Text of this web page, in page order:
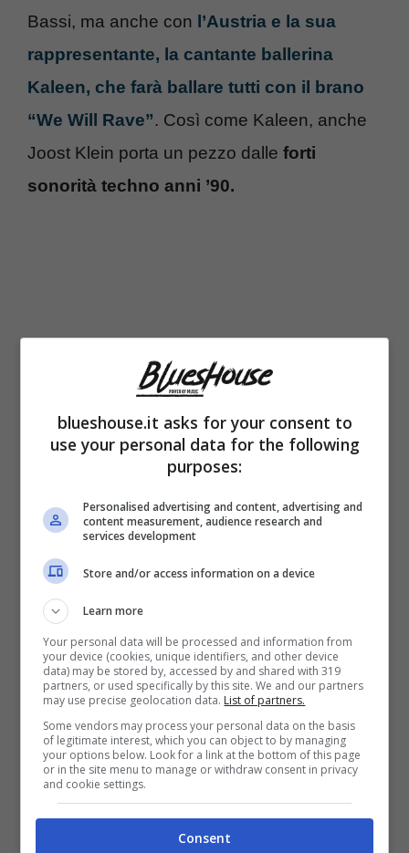
Bassi, ma anche con l’Austria e la sua
rappresentante, la cantante ballerina
Kaleen, che farà ballare tutti con il brano
“We Will Rave”. Così come Kaleen, anche
Joost Klein porta un pezzo dalle forti
sonorità techno anni ’90.
dedicato a tutti i paesi del Continente,
Festival. A livello personale,
un omaggio al papà
come un grande viaggiatore. Le liriche
raccontano il viaggio di un orfano in giro per
l’Europa, alla costante ricerca di se stesso,
perduto tra le braccia dell’amorevole
Continente.
Il viaggio in giro per l’Europa alla
blueshouse.it asks for your consent to
use your personal data for the following
purposes:
Personalised advertising and content, advertising and
content measurement, audience research and
services development
Store and/or access information on a device
Learn more
Your personal data will be processed and information from
your device (cookies, unique identifiers, and other device
data) may be stored by, accessed by and shared with 319
partners, or used specifically by this site. We and our partners
may use precise geolocation data. List of partners.
Some vendors may process your personal data on the basis
of legitimate interest, which you can object to by managing
your options below. Look for a link at the bottom of this page
or in the site menu to manage or withdraw consent in privacy
and cookie settings.
Consent